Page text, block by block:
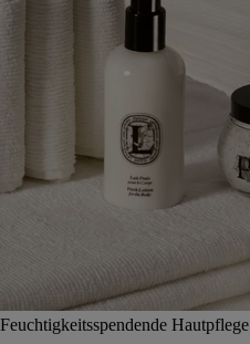
Feuchtigkeitsspendende Hautpflege